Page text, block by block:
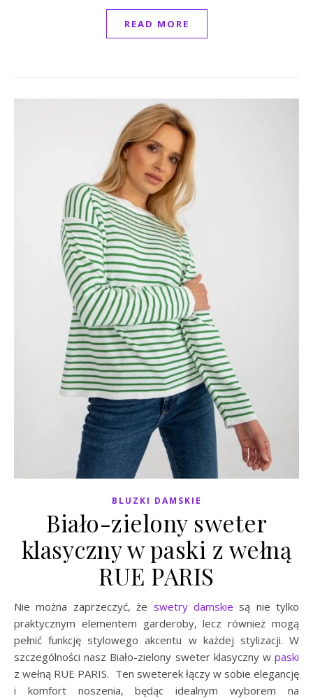
READ MORE
BLUZKI DAMSKIE
Biało-zielony sweter
klasyczny w paski z wełną
RUE PARIS
Nie można zaprzeczyć, że swetry damskie są nie tylko
praktycznym elementem garderoby, lecz również mogą
pełnić funkcję stylowego akcentu w każdej stylizacji. W
szczególności nasz Biało-zielony sweter klasyczny w paski
z wełną RUE PARIS. Ten sweterek łączy w sobie elegancję
i komfort noszenia, będąc idealnym wyborem na